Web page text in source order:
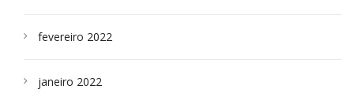
fevereiro 2022
janeiro 2022